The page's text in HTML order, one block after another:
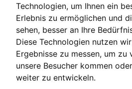
Technologien, um Ihnen ein
Erlebnis zu ermöglichen und
sehen, besser an Ihre
Diese Technologien nutzen
Ergebnisse zu messen, um zu
unsere Besucher kommen
weiter zu entwickeln.
Bosworth
[sofort